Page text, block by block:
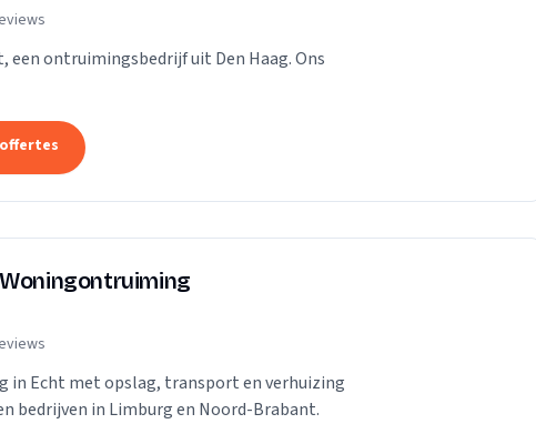
een ontruimingsbedrijf uit Den Haag. Ons
in Echt met opslag, transport en verhuizing
bedrijven in Limburg en Noord-Brabant.